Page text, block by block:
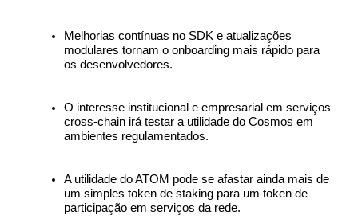
Register & Trade to Win 500,000 USDT
Precious Metals Trading Carnival
Trade Gold & Silver · 33,333 USDT Bonus
Melhorias contínuas no SDK e atualizações
modulares tornam o onboarding mais rápido para
os desenvolvedores.
O interesse institucional e empresarial em serviços
cross-chain irá testar a utilidade do Cosmos em
ambientes regulamentados.
A utilidade do ATOM pode se afastar ainda mais de
um simples token de staking para um token de
participação em serviços da rede.